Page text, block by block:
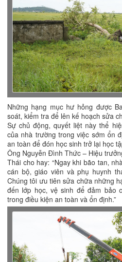
Những hạng mục hư hỏng được
soát, kiểm tra để lên kế hoạch sửa
Sự chủ động, quyết liệt này thể
của nhà trường trong việc sớm ổn
an toàn để đón học sinh trở lại học
Ông Nguyễn Đình Thức – Hiệu
Thái cho hay: “Ngay khi bão tan,
cán bộ, giáo viên và phụ huynh
Chúng tôi ưu tiên sửa chữa những
đến lớp học, vệ sinh để đảm bảo
trong điều kiện an toàn và ổn định.”